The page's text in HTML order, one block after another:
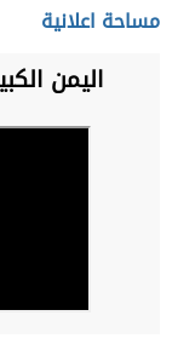
مساحة اعلانية
اليمن